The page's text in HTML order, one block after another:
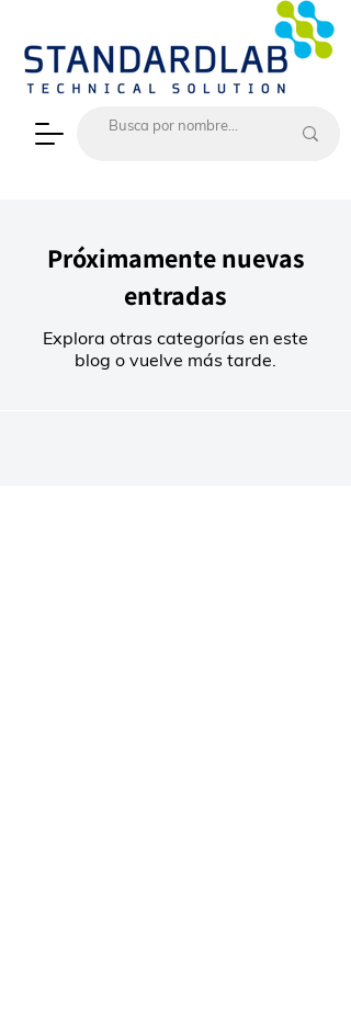
Próximamente nuevas
entradas
Explora otras categorías en este
blog o vuelve más tarde.